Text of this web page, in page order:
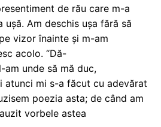
de rău care m-a
Am deschis ușa fără să
vizor înainte și m-am
acolo. “Dă-
am unde să mă duc,
atunci mi s-a făcut cu adevărat
poezia asta; de când am
vorbele astea